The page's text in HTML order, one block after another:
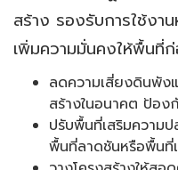
สร้าง รองรับการใช้งา
เพิ่มความมั่นคงให้พื้นที่
ลดความเสี่ยงดินพัง
สร้างในอนาคต ป้อ
ปรับพื้นที่เสริมความ
พื้นที่ลาดชันหรือพื้นที่